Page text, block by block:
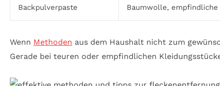
Backpulverpaste Baumwolle,
Wenn Methoden aus dem Haushalt nicht zum
Gerade bei teuren oder empfindlichen